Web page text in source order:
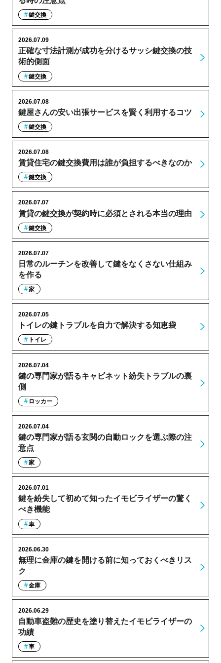
鍵交換
正確な寸法計測が成功を分けるサッシ鍵交換の技
術的側面
2026.07.09
鍵交換
鍵屋さんの安い出張サービスを賢く利用するコツ
2026.07.08
鍵交換
賃貸住宅の鍵交換費用は誰が負担するべきなのか
2026.07.08
鍵交換
賃貸の鍵交換が契約時に必須とされる本当の理由
2026.07.07
鍵交換
日常のルーチンを改善して鍵をなくさない仕組み
を作る
2026.07.07
家
トイレの鍵トラブルを自力で解決する知恵袋
2026.07.05
トイレ
鍵の専門家が語るキャビネット紛失トラブルの裏
側
2026.07.04
ロッカー
鍵の専門家が語る玄関の自動ロックを選ぶ際の注
意点
2026.07.04
家
鍵を紛失して初めて知ったイモビライザーの驚く
べき機能
2026.07.01
車
無理に金庫の鍵を開ける前に知っておくべきリス
ク
2026.06.30
金庫
自動車盗難の歴史を塗り替えたイモビライザーの
功績
2026.06.29
車